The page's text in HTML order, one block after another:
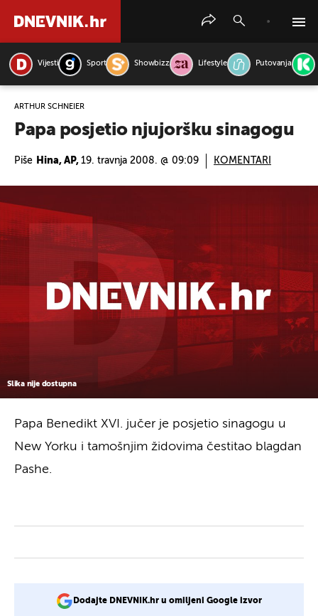
Vijesti Sport Showbizz Lifestyle Putovanja
ARTHUR SCHNEIER
Papa posjetio njujoršku sinagogu
Piše Hina, AP, 19. travnja 2008. @ 09:09 KOMENTARI
Slika nije dostupna
Papa Benedikt XVI. jučer je posjetio sinagogu u
New Yorku i tamošnjim židovima čestitao blagdan
Pashe.
Dodajte DNEVNIK.hr u omiljeni Google izvor
PRETRAŽITE VIJESTI